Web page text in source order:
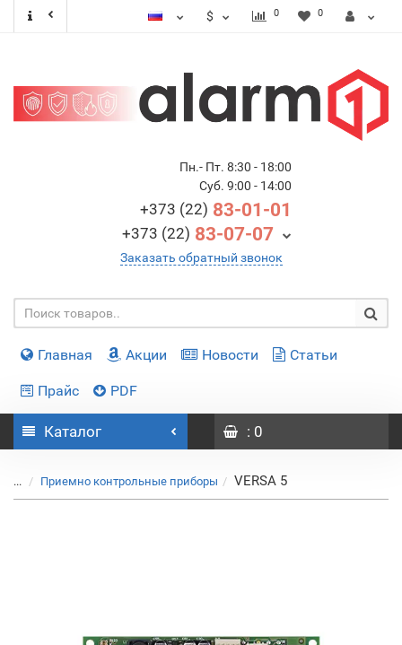
$ 0 0
Пн.- Пт. 8:30 - 18:00
Суб. 9:00 - 14:00
+373 (22) 83-01-01
+373 (22) 83-07-07
Заказать обратный звонок
Главная Акции Новости Статьи
Прайс PDF
Каталог : 0
... Приемно контрольные приборы VERSA 5